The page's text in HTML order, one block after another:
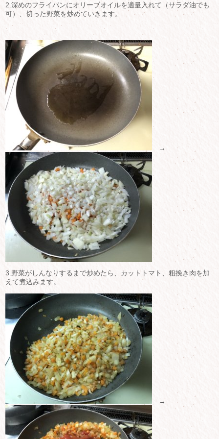
2.深めのフライパンにオリーブオイルを適量入れて（サラダ油でも
可）、切った野菜を炒めていきます。
→
3.野菜がしんなりするまで炒めたら、カットトマト、粗挽き肉を加
えて煮込みます。
→